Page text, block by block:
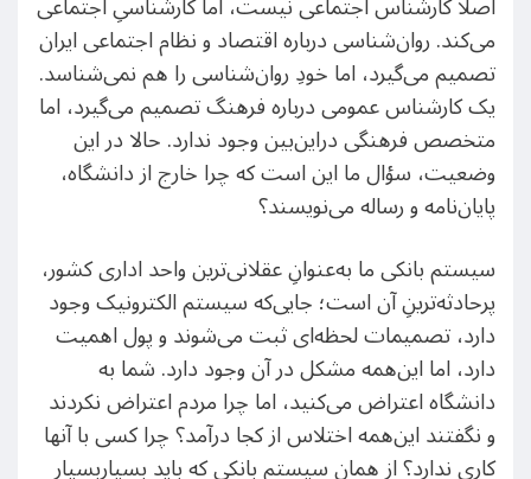
می‌کند. روان‌شناسی درباره اقتصاد و نظام اجتماعی ایران
تصمیم می‌گیرد، اما خودِ روان‌شناسی را هم نمی‌شناسد.
یک کارشناس عمومی درباره فرهنگ تصمیم می‌گیرد، اما
متخصص فرهنگی دراین‌بین وجود ندارد. حالا در این
وضعیت، سؤال ما این است که چرا خارج از دانشگاه،
پایان‌نامه و رساله می‌نویسند؟
سیستم بانکی ما به‌عنوانِ عقلانی‌ترین واحد اداری کشور،
پرحادثه‌ترینِ آن است؛ جایی‌که سیستم الکترونیک وجود
دارد، تصمیمات لحظه‌ای ثبت می‌شوند و پول اهمیت
دارد، اما این‌همه مشکل در آن وجود دارد. شما به
دانشگاه اعتراض می‌کنید، اما چرا مردم اعتراض نکردند
و نگفتند این‌همه اختلاس از کجا درآمد؟ چرا کسی با آنها
کاری ندارد؟ از همان سیستم بانکی که باید بسیار‌بسیار